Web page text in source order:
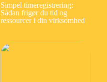
Simpel timeregistrering:
Sådan frigør du tid og
ressourcer i din virksomhed